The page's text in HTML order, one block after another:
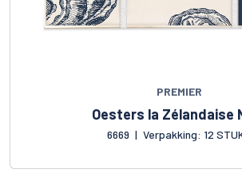
PREMIER
Oesters la Zélandaise
6669 | Verpakking: 12